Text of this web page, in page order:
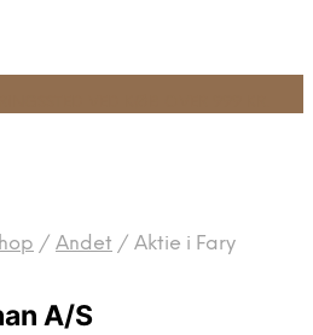
/ Andet / Aktie i Fary
A/S